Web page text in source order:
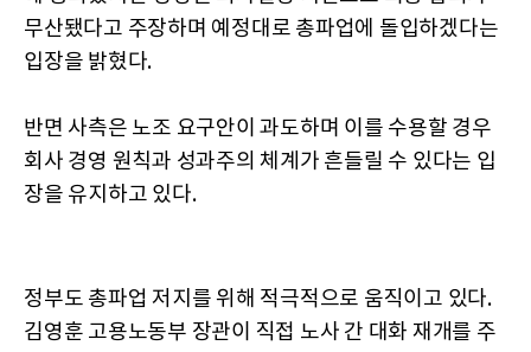
무산됐다고 주장하며 예정대로 총파업에 돌입하겠다는
입장을 밝혔다.
반면 사측은 노조 요구안이 과도하며 이를 수용할 경우
회사 경영 원칙과 성과주의 체계가 흔들릴 수 있다는 입
장을 유지하고 있다.
정부도 총파업 저지를 위해 적극적으로 움직이고 있다.
김영훈 고용노동부 장관이 직접 노사 간 대화 재개를 주